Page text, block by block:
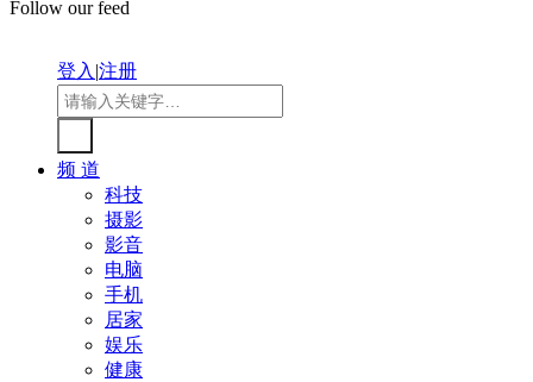
Follow our feed
登入|注册
频 道
科技
摄影
影音
电脑
手机
居家
娱乐
健康